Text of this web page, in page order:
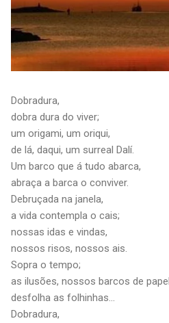
Dobradura,
dobra dura do viver;
um origami, um oriqui,
de lá, daqui, um surreal Dalí.
Um barco que á tudo abarca,
abraça a barca o conviver.
Debruçada na janela,
a vida contempla o cais;
nossas idas e vindas,
nossos risos, nossos ais.
Sopra o tempo;
as ilusões, nossos barcos de
desfolha as folhinhas...
Dobradura,